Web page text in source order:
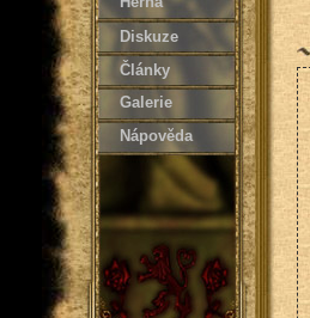
Diskuze
Články
Galerie
Nápověda